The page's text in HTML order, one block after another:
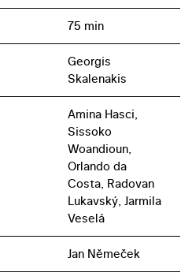
75 min
Georgis
Skalenakis
Amina Hasci,
Sissoko
Woandioun,
Orlando da
Costa, Radovan
Lukavský, Jarmila
Veselá
Jan Němeček